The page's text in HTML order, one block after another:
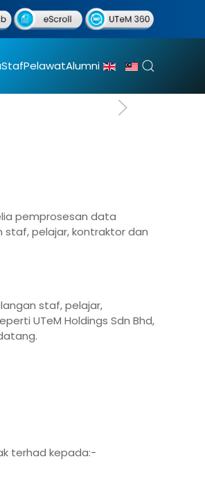
StafPelawatAlumni
pemprosesan data
staf, pelajar, kontraktor dan
staf, pelajar,
UTeM Holdings Sdn Bhd,
terhad kepada:-